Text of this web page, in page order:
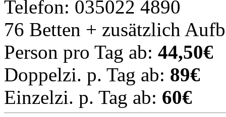
Telefon: 035022 4890
76 Betten + zusätzlich
Person pro Tag ab: 44,50€
Doppelzi. p. Tag ab: 89€
Einzelzi. p. Tag ab: 60€